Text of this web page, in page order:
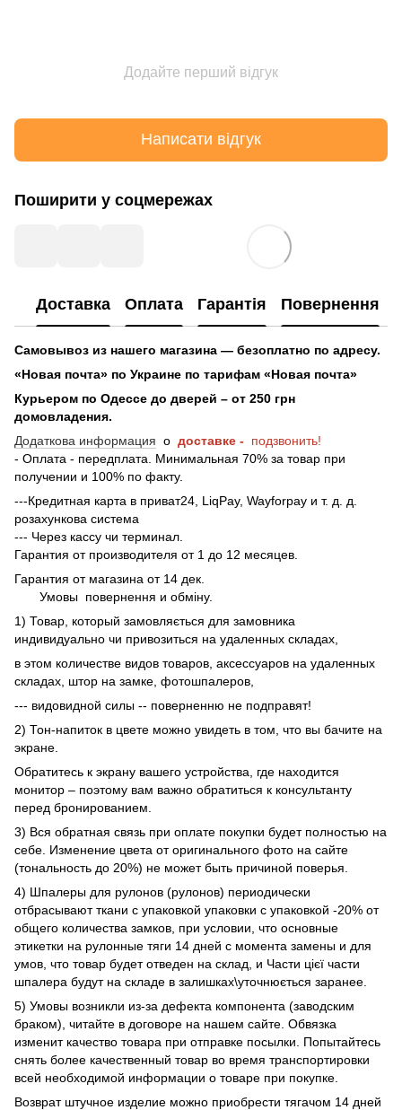
Додайте перший відгук
Написати відгук
Поширити у соцмережах
Доставка Оплата Гарантія Повернення
Самовывоз из нашего магазина — безоплатно по адресу.
«Новая почта» по Украине по тарифам «Новая почта»
Курьером по Одессе до дверей – от 250 грн
домовладения.
Додаткова информация о доставке - подзвонить!
- Оплата - передплата. Минимальная 70% за товар при
получении и 100% по факту.
---Кредитная карта в приват24, LiqPay, Wayforpay и т. д. д.
розахункова система
--- Через кассу чи терминал.
Гарантия от производителя от 1 до 12 месяцев.
Гарантия от магазина от 14 дек.
Умовы повернення и обміну.
1) Товар, который замовляється для замовника
индивидуально чи привозиться на удаленных складах,
в этом количестве видов товаров, аксессуаров на удаленных
складах, штор на замке, фотошпалеров,
--- видовидной силы -- поверненню не подправят!
2) Тон-напиток в цвете можно увидеть в том, что вы бачите на
экране.
Обратитесь к экрану вашего устройства, где находится
монитор – поэтому вам важно обратиться к консультанту
перед бронированием.
3) Вся обратная связь при оплате покупки будет полностью на
себе. Изменение цвета от оригинального фото на сайте
(тональность до 20%) не может быть причиной поверья.
4) Шпалеры для рулонов (рулонов) периодически
отбрасывают ткани с упаковкой упаковки с упаковкой -20% от
общего количества замков, при условии, что основные
этикетки на рулонные тяги 14 дней с момента замены и для
умов, что товар будет отведен на склад, и Части цієї части
шпалера будут на складе в залишках\уточнюється заранее.
5) Умовы возникли из-за дефекта компонента (заводским
браком), читайте в договоре на нашем сайте. Обвязка
изменит качество товара при отправке посылки. Попытайтесь
снять более качественный товар во время транспортировки
всей необходимой информации о товаре при покупке.
Возврат штучное изделие можно приобрести тягачом 14 дней